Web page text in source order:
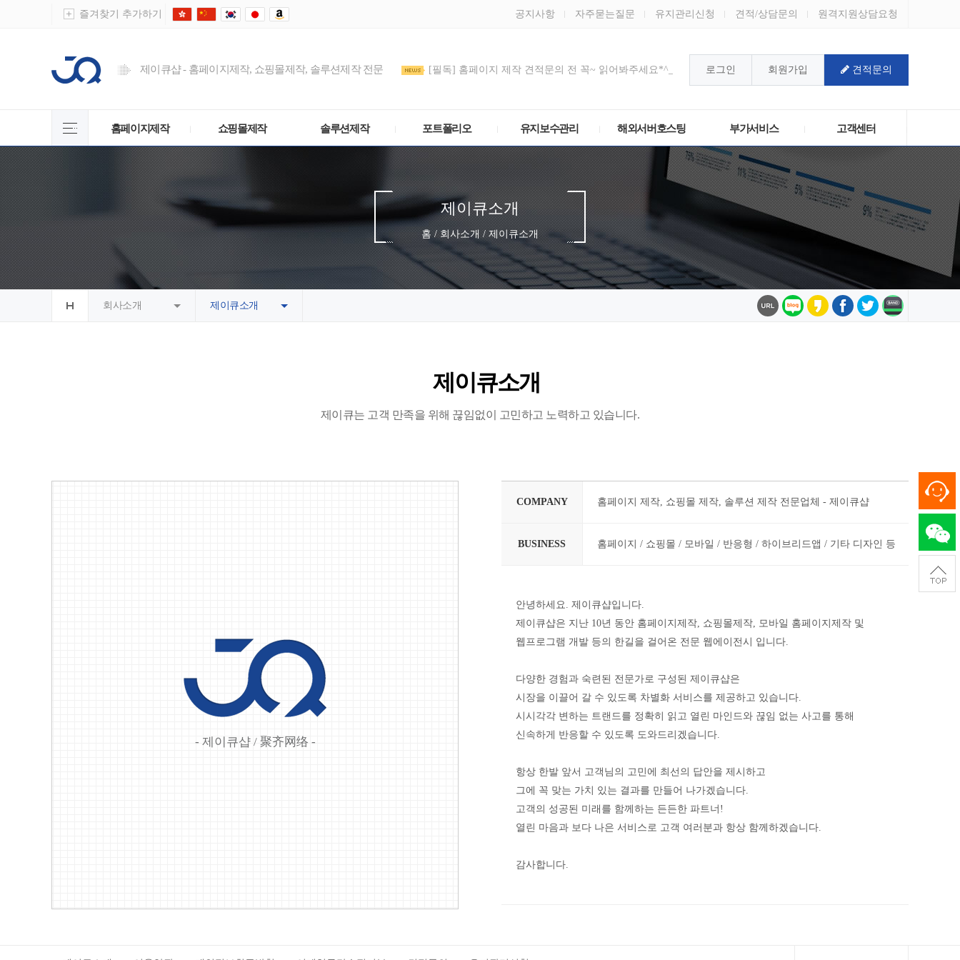
즐겨찾기 추가하기 공지사항 자주묻는질문 유지관리신청 견적/상담문의 원격지원상담요청
제이큐샵 - 홈페이지제작, 쇼핑몰제작, 솔루션제작 전문
[필독] 홈페이지 제작 견적문의 전 꼭~ 읽어봐주세요*^_^*
로그인 회원가입 견적문의
홈페이지제작 쇼핑몰제작 솔루션제작 포트폴리오 유지보수관리 해외서버호스팅 부가서비스 고객센터
제이큐소개
홈 / 회사소개 / 제이큐소개
회사소개 제이큐소개
제이큐소개
제이큐는 고객 만족을 위해 끊임없이 고민하고 노력하고 있습니다.
- 제이큐샵 / 聚齐网络 -
COMPANY 홈페이지 제작, 쇼핑몰 제작, 솔루션 제작 전문업체 - 제이큐샵
BUSINESS 홈페이지 / 쇼핑몰 / 모바일 / 반응형 / 하이브리드앱 / 기타 디자인 등
안녕하세요. 제이큐샵입니다.
제이큐샵은 지난 10년 동안 홈페이지제작, 쇼핑몰제작, 모바일 홈페이지제작 및
웹프로그램 개발 등의 한길을 걸어온 전문 웹에이전시 입니다.
다양한 경험과 숙련된 전문가로 구성된 제이큐샵은
시장을 이끌어 갈 수 있도록 차별화 서비스를 제공하고 있습니다.
시시각각 변하는 트랜드를 정확히 읽고 열린 마인드와 끊임 없는 사고를 통해
신속하게 반응할 수 있도록 도와드리겠습니다.
항상 한발 앞서 고객님의 고민에 최선의 답안을 제시하고
그에 꼭 맞는 가치 있는 결과를 만들어 나가겠습니다.
고객의 성공된 미래를 함께하는 든든한 파트너!
열린 마음과 보다 나은 서비스로 고객 여러분과 항상 함께하겠습니다.
감사합니다.